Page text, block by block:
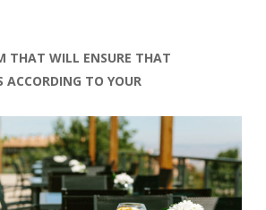
THAT WILL ENSURE THAT
ACCORDING TO YOUR